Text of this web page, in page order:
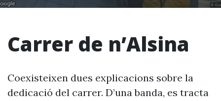
Carrer de n’Alsina
Coexisteixen dues explicacions sobre la
dedicació del carrer. D’una banda, es tracta